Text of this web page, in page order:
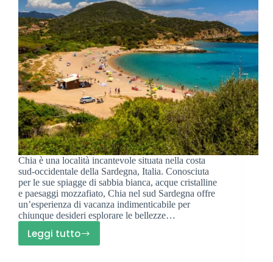
Chia è una località incantevole situata nella costa
sud-occidentale della Sardegna, Italia. Conosciuta
per le sue spiagge di sabbia bianca, acque cristalline
e paesaggi mozzafiato, Chia nel sud Sardegna offre
un’esperienza di vacanza indimenticabile per
chiunque desideri esplorare le bellezze…
Leggi tutto
Dove